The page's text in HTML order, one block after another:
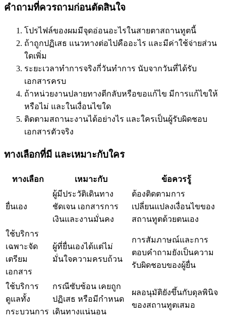
คำถามที่ควรถามก่อนตัดสินใจ
โปรไฟล์ของผมมีจุดอ่อนอะไรในสายตาสถานทูตนี้
ถ้าถูกปฏิเสธ แนวทางต่อไปคืออะไร และมีค่าใช้จ่ายส่วน
ใดเพิ่ม
ระยะเวลาทำการจริงกี่วันทำการ นับจากวันที่ได้รับ
เอกสารครบ
ถ้าหน่วยงานปลายทางตีกลับหรือขอแก้ไข มีการแก้ไขให้
หรือไม่ และในเงื่อนไขใด
ติดตามสถานะงานได้อย่างไร และใครเป็นผู้รับผิดชอบ
เอกสารตัวจริง
ทางเลือกที่มี และเหมาะกับใคร
ทางเลือก เหมาะกับ ข้อควรรู้
ยื่นเอง
ผู้มีประวัติเดินทาง
ชัดเจน เอกสารการ
เงินและงานมั่นคง
ต้องติดตามการ
เปลี่ยนแปลงเงื่อนไขของ
สถานทูตด้วยตนเอง
ใช้บริการ
เฉพาะจัด
เตรียม
เอกสาร
ผู้ที่ยื่นเองได้แต่ไม่
มั่นใจความครบถ้วน
การสัมภาษณ์และการ
ตอบคำถามยังเป็นความ
รับผิดชอบของผู้ยื่น
ใช้บริการ
ดูแลทั้ง
กระบวนการ
กรณีซับซ้อน เคยถูก
ปฏิเสธ หรือมีกำหนด
เดินทางแน่นอน
ผลอนุมัติยังขึ้นกับดุลพินิจ
ของสถานทูตเสมอ